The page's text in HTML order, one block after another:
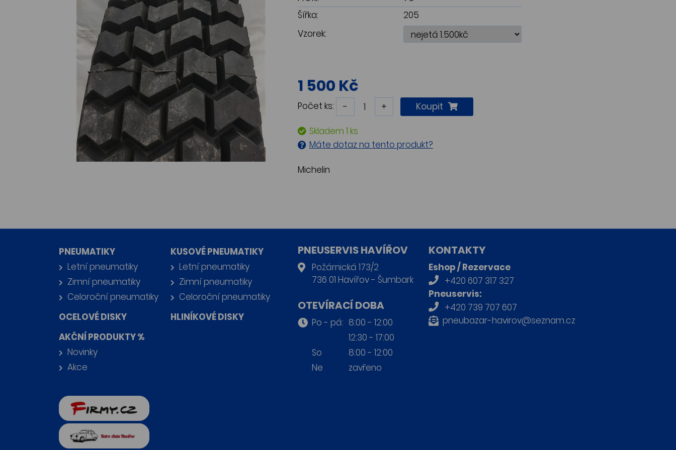
Šířka:
205
Vzorek:
1 500 Kč
Počet ks: - + Koupit
Skladem 1 ks
Máte dotaz na tento produkt?
Michelin
PNEUMATIKY
Letní pneumatiky
Zimní pneumatiky
Celoroční pneumatiky
KUSOVÉ PNEUMATIKY
Letní pneumatiky
Zimní pneumatiky
Celoroční pneumatiky
OCELOVÉ DISKY
HLINÍKOVÉ DISKY
AKČNÍ PRODUKTY %
Novinky
Akce
PNEUSERVIS HAVÍŘOV
Požárnická 173/2
736 01 Havířov - Šumbark
OTEVÍRACÍ DOBA
Po - pá: 8:00 - 12:00
12:30 - 17:00
So
8:00 - 12:00
Ne
zavřeno
KONTAKTY
Eshop / Rezervace
+420 607 317 327
Pneuservis:
+420 739 707 607
pneubazar-havirov@seznam.cz
firmy.cz
Retro auta Havířov